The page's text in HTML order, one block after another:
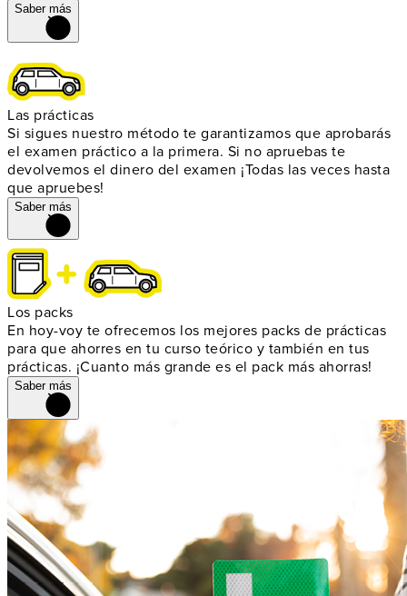
Saber más
Las prácticas
Si sigues nuestro método te garantizamos que aprobarás
el examen práctico a la primera. Si no apruebas te
devolvemos el dinero del examen ¡Todas las veces hasta
que apruebes!
Saber más
Los packs
En hoy-voy te ofrecemos los mejores packs de prácticas
para que ahorres en tu curso teórico y también en tus
prácticas. ¡Cuanto más grande es el pack más ahorras!
Saber más